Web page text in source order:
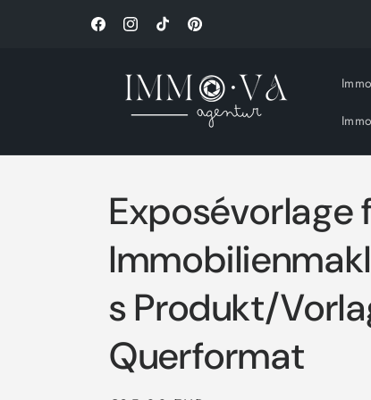
FacebookInstagramTikTokPinterest
Exposévorlage
s Produkt/
Querformat